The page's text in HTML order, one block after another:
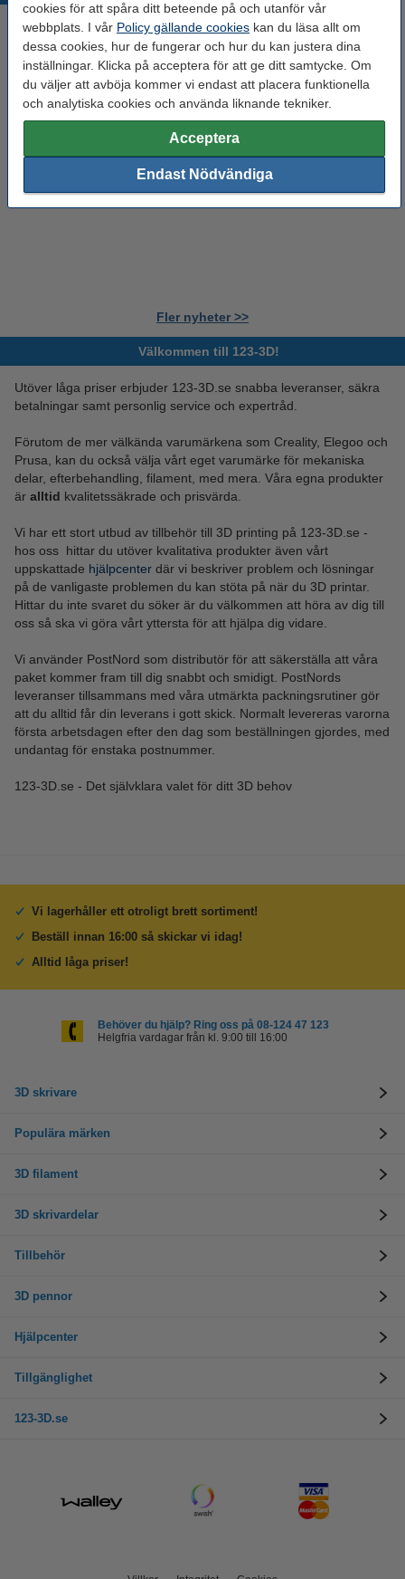
cookies för att spåra ditt beteende på och utanför vår
webbplats. I vår Policy gällande cookies kan du läsa allt om
dessa cookies, hur de fungerar och hur du kan justera dina
inställningar. Klicka på acceptera för att ge ditt samtycke. Om
du väljer att avböja kommer vi endast att placera funktionella
och analytiska cookies och använda liknande tekniker.
Acceptera
Endast Nödvändiga
Fler nyheter >>
Välkommen till 123-3D!
Utöver låga priser erbjuder 123-3D.se snabba leveranser, säkra
betalningar samt personlig service och expertråd.
Förutom de mer välkända varumärkena som Creality, Elegoo och
Prusa, kan du också välja vårt eget varumärke för mekaniska
delar, efterbehandling, filament, med mera. Våra egna produkter
är alltid kvalitetssäkrade och prisvärda.
Vi har ett stort utbud av tillbehör till 3D printing på 123-3D.se -
hos oss hittar du utöver kvalitativa produkter även vårt
uppskattade hjälpcenter där vi beskriver problem och lösningar
på de vanligaste problemen du kan stöta på när du 3D printar.
Hittar du inte svaret du söker är du välkommen att höra av dig till
oss så ska vi göra vårt yttersta för att hjälpa dig vidare.
Vi använder PostNord som distributör för att säkerställa att våra
paket kommer fram till dig snabbt och smidigt. PostNords
leveranser tillsammans med våra utmärkta packningsrutiner gör
att du alltid får din leverans i gott skick. Normalt levereras varorna
första arbetsdagen efter den dag som beställningen gjordes, med
undantag för enstaka postnummer.
123-3D.se - Det självklara valet för ditt 3D behov
Vi lagerhåller ett otroligt brett sortiment!
Beställ innan 16:00 så skickar vi idag!
Alltid låga priser!
Behöver du hjälp? Ring oss på 08-124 47 123
Helgfria vardagar från kl. 9:00 till 16:00
3D skrivare
Populära märken
3D filament
3D skrivardelar
Tillbehör
3D pennor
Hjälpcenter
Tillgänglighet
123-3D.se